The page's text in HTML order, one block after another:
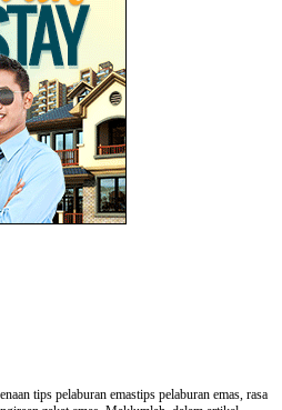
tips pelaburan emastips pelaburan emas, rasa